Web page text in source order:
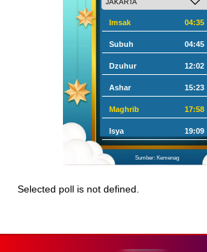
Imsak 04:35
Subuh 04:45
Dzuhur 12:02
Ashar 15:23
Maghrib 17:58
Isya 19:09
Sumber: Kemenag
Selected poll is not defined.